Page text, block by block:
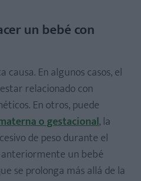
un bebé con
causa. En algunos casos, el
relacionado con
En otros, puede
o gestacional, la
de peso durante el
un bebé
se prolonga más allá de la